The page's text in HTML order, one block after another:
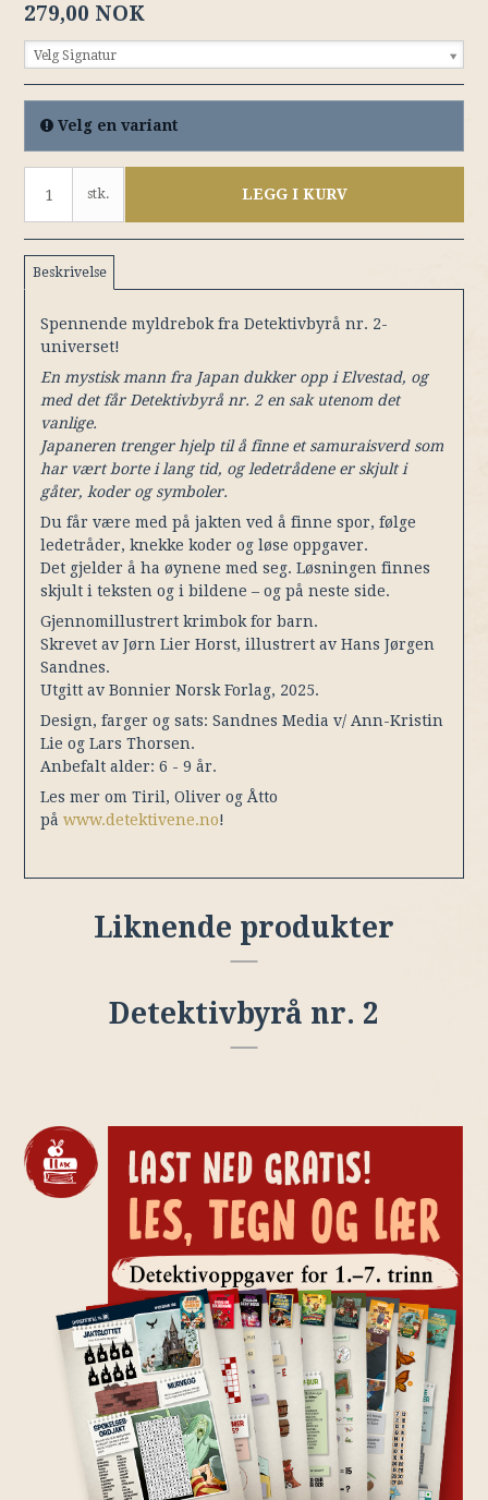
279,00 NOK
Velg Signatur
Velg en variant
stk. LEGG I KURV
Beskrivelse
Spennende myldrebok fra Detektivbyrå nr. 2-
universet!
En mystisk mann fra Japan dukker opp i Elvestad, og
med det får Detektivbyrå nr. 2 en sak utenom det
vanlige.
Japaneren trenger hjelp til å finne et samuraisverd som
har vært borte i lang tid, og ledetrådene er skjult i
gåter, koder og symboler.
Du får være med på jakten ved å finne spor, følge
ledetråder, knekke koder og løse oppgaver.
Det gjelder å ha øynene med seg. Løsningen finnes
skjult i teksten og i bildene – og på neste side.
Gjennomillustrert krimbok for barn.
Skrevet av Jørn Lier Horst, illustrert av Hans Jørgen
Sandnes.
Utgitt av Bonnier Norsk Forlag, 2025.
Design, farger og sats: Sandnes Media v/ Ann-Kristin
Lie og Lars Thorsen.
Anbefalt alder: 6 - 9 år.
Les mer om Tiril, Oliver og Åtto
påwww.detektivene.no!
Liknende produkter
Detektivbyrå nr. 2